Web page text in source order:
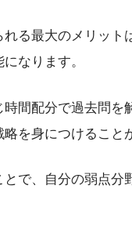
る最大のメリット
なります。
間配分で過去問を
を身につけること
で、自分の弱点